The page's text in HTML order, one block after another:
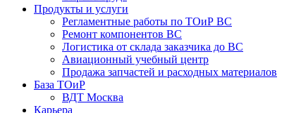
Продукты и услуги
Регламентные работы по ТОиР ВС
Ремонт компонентов ВС
Логистика от склада заказчика до ВС
Авиационный учебный центр
Продажа запчастей и расходных материалов
База ТОиР
ВДТ Москва
Карьера